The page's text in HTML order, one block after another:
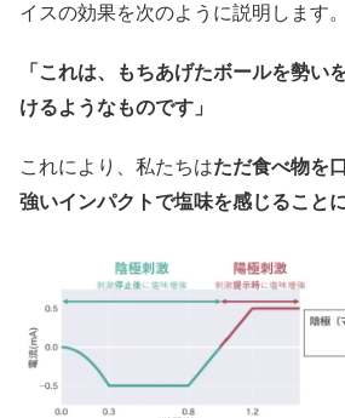
イスの効果を次のように説明します。
「これは、もちあげたボールを勢い
けるようなものです」
これにより、私たちはただ食べ物を
強いインパクトで塩味を感じること